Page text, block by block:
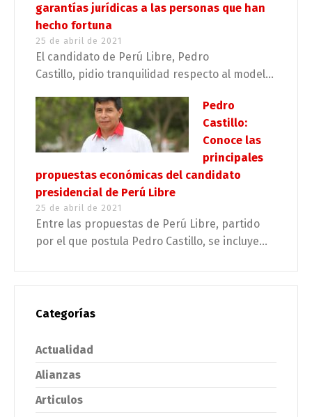
garantías jurídicas a las personas que han
hecho fortuna
25 de abril de 2021
El candidato de Perú Libre, Pedro
Castillo, pidio tranquilidad respecto al model...
Pedro
Castillo:
Conoce las
principales
propuestas económicas del candidato
presidencial de Perú Libre
25 de abril de 2021
Entre las propuestas de Perú Libre, partido
por el que postula Pedro Castillo, se incluye...
Categorías
Actualidad
Alianzas
Articulos